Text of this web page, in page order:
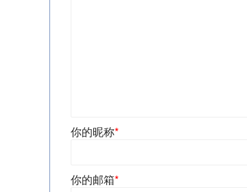
你的昵称*
你的邮箱*